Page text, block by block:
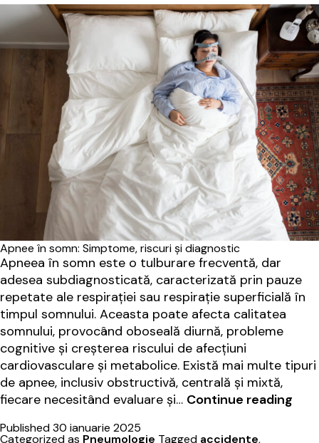
Apnee în somn: Simptome, riscuri și diagnostic
Apneea în somn este o tulburare frecventă, dar
adesea subdiagnosticată, caracterizată prin pauze
repetate ale respirației sau respirație superficială în
timpul somnului. Aceasta poate afecta calitatea
somnului, provocând oboseală diurnă, probleme
cognitive și creșterea riscului de afecțiuni
cardiovasculare și metabolice. Există mai multe tipuri
de apnee, inclusiv obstructivă, centrală și mixtă,
fiecare necesitând evaluare și… Continue reading
Published30 ianuarie 2025
Categorized as Pneumologie Tagged accidente,